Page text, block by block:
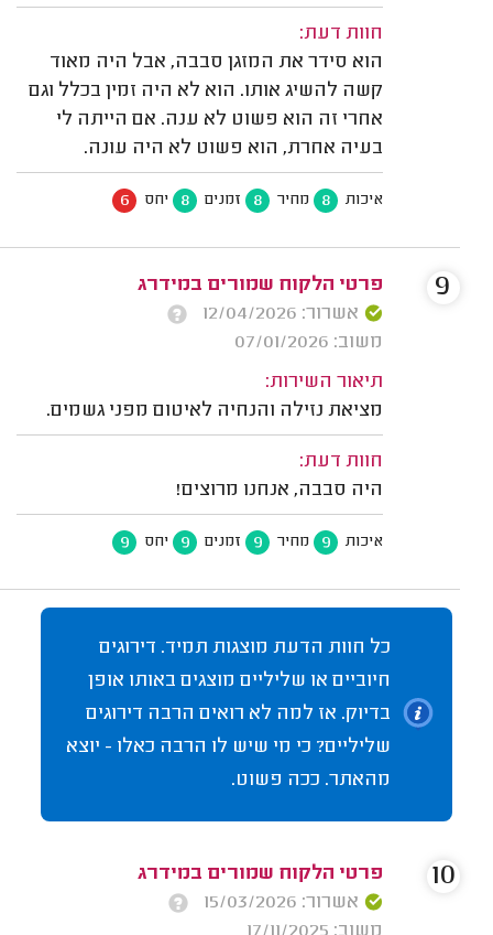
חוות דעת:
הוא סידר את המזגן סבבה, אבל היה מאוד
קשה להשיג אותו. הוא לא היה זמין בכלל וגם
אחרי זה הוא פשוט לא ענה. אם הייתה לי
בעיה אחרת, הוא פשוט לא היה עונה.
איכות 8 מחיר 8 זמנים 8 יחס 6
פרטי הלקוח שמורים במידרג
אשרור: 12/04/2026
משוב: 07/01/2026
תיאור השירות:
מציאת נזילה והנחיה לאיטום מפני גשמים.
חוות דעת:
היה סבבה, אנחנו מרוצים!
איכות 9 מחיר 9 זמנים 9 יחס 9
9
כל חוות הדעת מוצגות תמיד. דירוגים
חיוביים או שליליים מוצגים באותו אופן
בדיוק. אז למה לא רואים הרבה דירוגים
שליליים? כי מי שיש לו הרבה כאלו - יוצא
מהאתר. ככה פשוט.
פרטי הלקוח שמורים במידרג
אשרור: 15/03/2026
10